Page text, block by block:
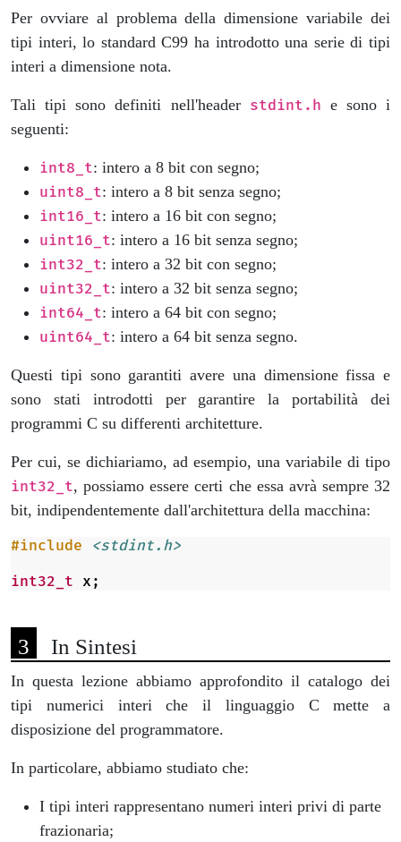
Per ovviare al problema della dimensione variabile dei
tipi interi, lo standard C99 ha introdotto una serie di tipi
interi a dimensione nota.
Tali tipi sono definiti nell'header stdint.h e sono i
seguenti:
int8_t: intero a 8 bit con segno;
uint8_t: intero a 8 bit senza segno;
int16_t: intero a 16 bit con segno;
uint16_t: intero a 16 bit senza segno;
int32_t: intero a 32 bit con segno;
uint32_t: intero a 32 bit senza segno;
int64_t: intero a 64 bit con segno;
uint64_t: intero a 64 bit senza segno.
Questi tipi sono garantiti avere una dimensione fissa e
sono stati introdotti per garantire la portabilità dei
programmi C su differenti architetture.
Per cui, se dichiariamo, ad esempio, una variabile di tipo
int32_t, possiamo essere certi che essa avrà sempre 32
bit, indipendentemente dall'architettura della macchina:
#include
<stdint.h>
int32_t x ;
In Sintesi
In questa lezione abbiamo approfondito il catalogo dei
tipi numerici interi che il linguaggio C mette a
disposizione del programmatore.
In particolare, abbiamo studiato che:
I tipi interi rappresentano numeri interi privi di parte
frazionaria;